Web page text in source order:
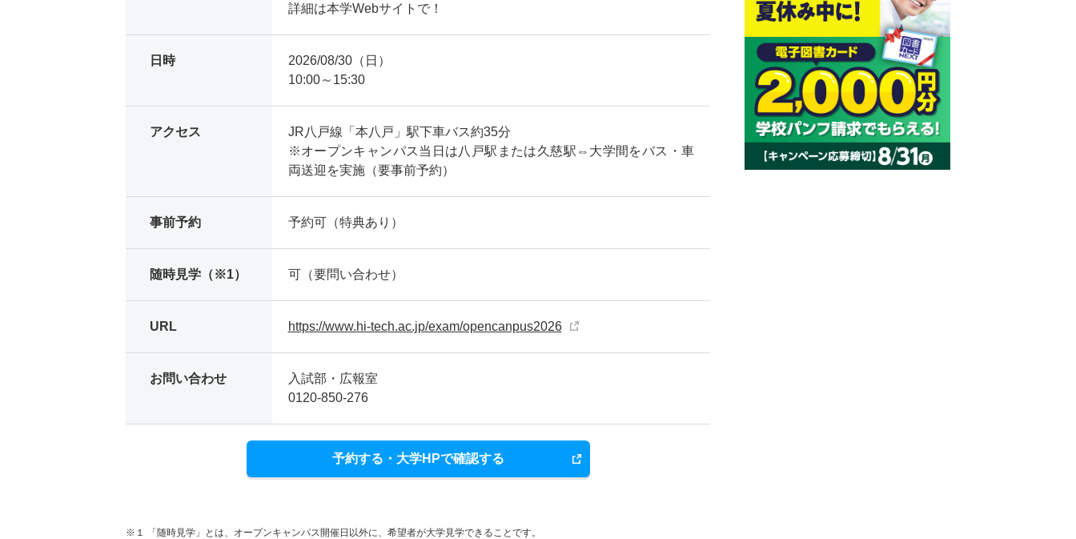
詳細は本学Webサイトで！
日時
2026/08/30（日）
10:00～15:30
アクセス
JR八戸線「本八戸」駅下車バス約35分
※オープンキャンパス当日は八戸駅または久慈駅⇔大学間をバス・車
両送迎を実施（要事前予約）
事前予約 予約可（特典あり）
随時見学（※1） 可（要問い合わせ）
URL https://www.hi-tech.ac.jp/exam/opencanpus2026
お問い合わせ
入試部・広報室
0120-850-276
予約する・大学HPで確認する
※１ 「随時見学」とは、オープンキャンパス開催日以外に、希望者が大学見学できることです。